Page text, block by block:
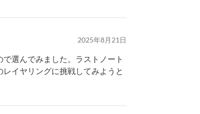
2025年8月21日
選んでみました。ラストノート
イヤリングに挑戦してみようと